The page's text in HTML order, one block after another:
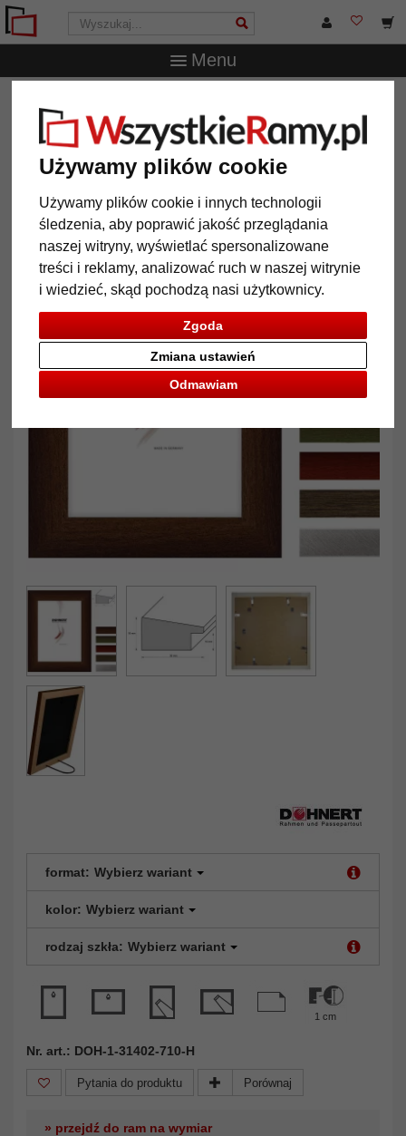
Używamy plików cookie
Używamy plików cookie i innych technologii
śledzenia, aby poprawić jakość przeglądania
naszej witryny, wyświetlać spersonalizowane
treści i reklamy, analizować ruch w naszej witrynie
i wiedzieć, skąd pochodzą nasi użytkownicy.
Zgoda
Odmawiam
Zmiana ustawień
Menu
tworzywa sztucznego Ickenham
Rama z tworzywa sztucznego
Ickenham
Powrót
format: Wybierz wariant
kolor: Wybierz wariant
rodzaj szkła: Wybierz wariant
1 cm
Nr. art.: DOH-1-31402-710-H
Pytania do produktu Porównaj
» przejdź do ram na wymiar